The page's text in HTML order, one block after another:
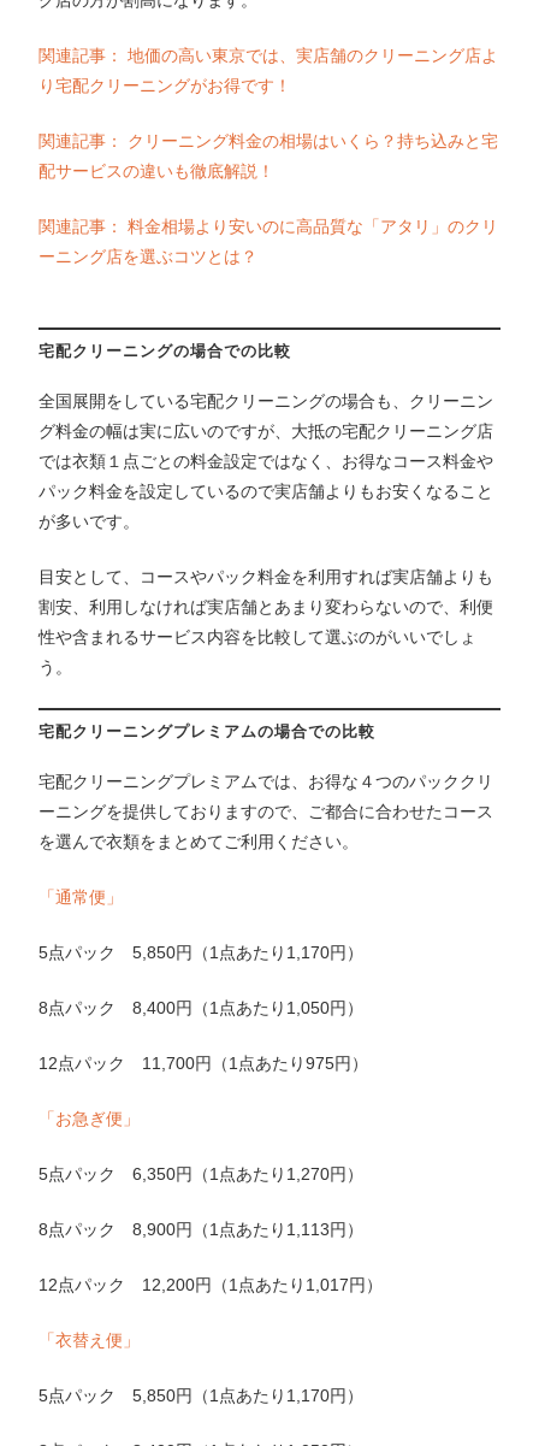
関連記事： 地価の高い東京では、実店舗のクリーニング店よ
り宅配クリーニングがお得です！
関連記事： クリーニング料金の相場はいくら？持ち込みと宅
配サービスの違いも徹底解説！
関連記事： 料金相場より安いのに高品質な「アタリ」のクリ
ーニング店を選ぶコツとは？
宅配クリーニングの場合での比較
全国展開をしている宅配クリーニングの場合も、クリーニン
グ料金の幅は実に広いのですが、大抵の宅配クリーニング店
では衣類１点ごとの料金設定ではなく、お得なコース料金や
パック料金を設定しているので実店舗よりもお安くなること
が多いです。
目安として、コースやパック料金を利用すれば実店舗よりも
割安、利用しなければ実店舗とあまり変わらないので、利便
性や含まれるサービス内容を比較して選ぶのがいいでしょ
う。
宅配クリーニングプレミアムの場合での比較
宅配クリーニングプレミアムでは、お得な４つのパッククリ
ーニングを提供しておりますので、ご都合に合わせたコース
を選んで衣類をまとめてご利用ください。
「通常便」
5点パック 5,850円（1点あたり1,170円）
8点パック 8,400円（1点あたり1,050円）
12点パック 11,700円（1点あたり975円）
「お急ぎ便」
5点パック 6,350円（1点あたり1,270円）
8点パック 8,900円（1点あたり1,113円）
12点パック 12,200円（1点あたり1,017円）
「衣替え便」
5点パック 5,850円（1点あたり1,170円）